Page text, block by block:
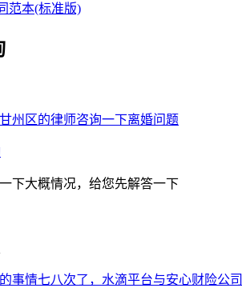
范本(标准版)
州区的律师咨询一下离婚问题
下大概情况，给您先解答一下
事情七八次了，水滴平台与安心财险公